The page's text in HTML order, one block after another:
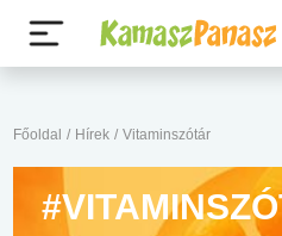
Főoldal / Hírek / Vitaminszótár